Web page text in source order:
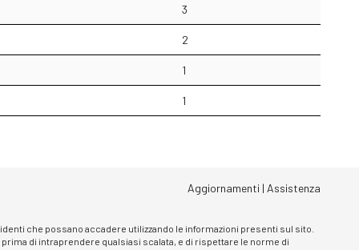
3
2
1
1
Aggiornamenti | Assistenza
che possano accadere utilizzando le informazioni presenti sul sito.
di intraprendere qualsiasi scalata, e di rispettare le norme di